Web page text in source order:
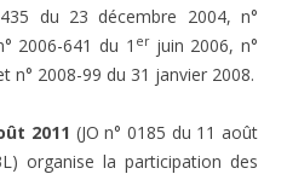
du 23 décembre 2004, n°
2006-641 du 1 erjuin 2006, n°
n° 2008-99 du 31 janvier 2008.
2011 (JO n° 0185 du 11 août
organise la participation des